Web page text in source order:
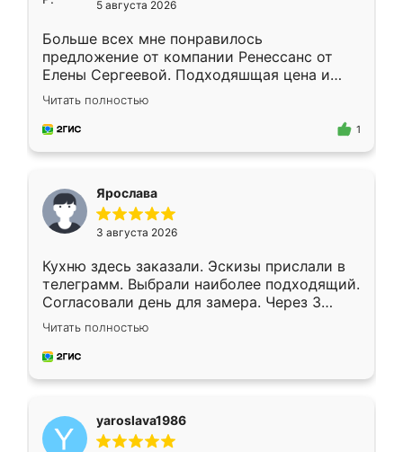
5 августа 2026
Больше всех мне понравилось
предложение от компании Ренессанс от
Елены Сергеевой. Подходяшщая цена и
короткие сроки изготовления. Приехавший
для замера сотрудник Владислав
предложил по моему эскизу самый
Читать полностью
1
Ярослава
3 августа 2026
Кухню здесь заказали. Эскизы прислали в
телеграмм. Выбрали наиболее подходящий.
Согласовали день для замера. Через 3
недели кухня была уже готова. Остались
довольны работой. Спасибо Ренессанс
мебель за качественную работу!
Читать полностью
yaroslava1986